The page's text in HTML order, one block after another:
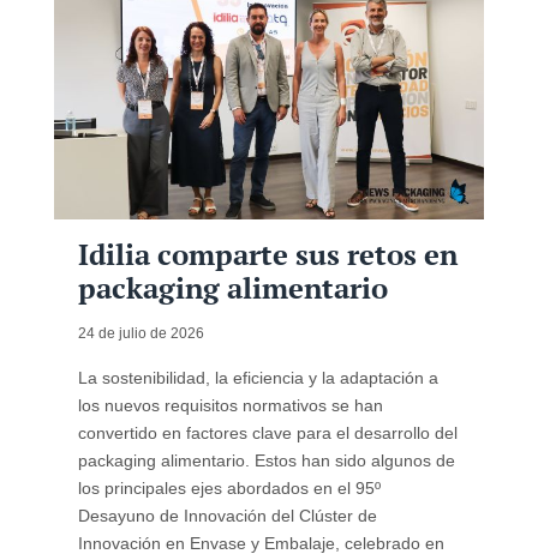
Idilia comparte sus retos en
packaging alimentario
24 de julio de 2026
La sostenibilidad, la eficiencia y la adaptación a
los nuevos requisitos normativos se han
convertido en factores clave para el desarrollo del
packaging alimentario. Estos han sido algunos de
los principales ejes abordados en el 95º
Desayuno de Innovación del Clúster de
Innovación en Envase y Embalaje, celebrado en